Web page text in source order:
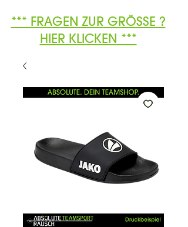
*** FRAGEN ZUR GRÖSSE ?
HIER KLICKEN ***